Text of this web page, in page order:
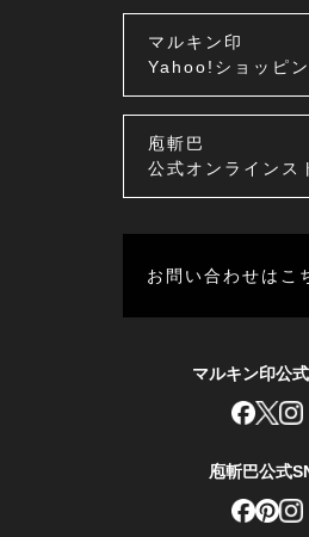
マルキン印
Yahoo!ショッピ
庖斬巴
公式オンラインス
お問い合わせはこ
マルキン印公
庖斬巴公式